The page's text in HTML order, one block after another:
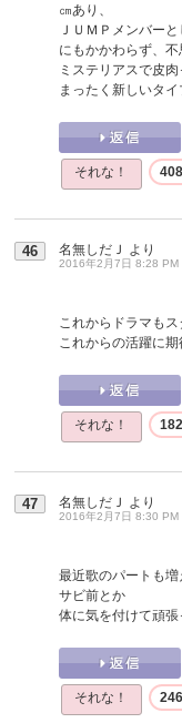
㎝あり、
ＪＵＭＰメンバー
にもかかわらず、不
ミステリアスで皮
まったく新しいタイ
それな！ 408
46 名無しだＪ より
2016年2月7日 8:28 PM
これからドラマもス
これからの活躍に
それな！ 182
47 名無しだＪ より
2016年2月7日 8:30 PM
最近歌のパートも
サビ前とか
体に気を付けて頑張
それな！ 246